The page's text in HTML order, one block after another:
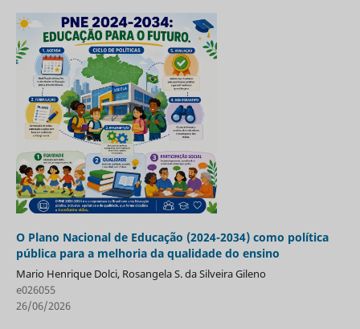
O Plano Nacional de Educação (2024-2034) como política
pública para a melhoria da qualidade do ensino
Mario Henrique Dolci, Rosangela S. da Silveira Gileno
e026055
26/06/2026